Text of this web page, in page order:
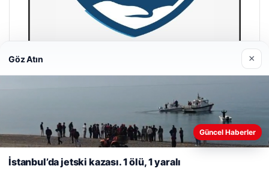
Web sitemizi nasıl kullandığınızı daha iyi anlayabilmek,
deneyiminizi kişiselleştirmek ve geliştirmek amacıyla çerezler
kullanıyoruz.
Göz Atın ×
Güncel Haberler
İstanbul’da jetski kazası. 1 ölü, 1 yaralı